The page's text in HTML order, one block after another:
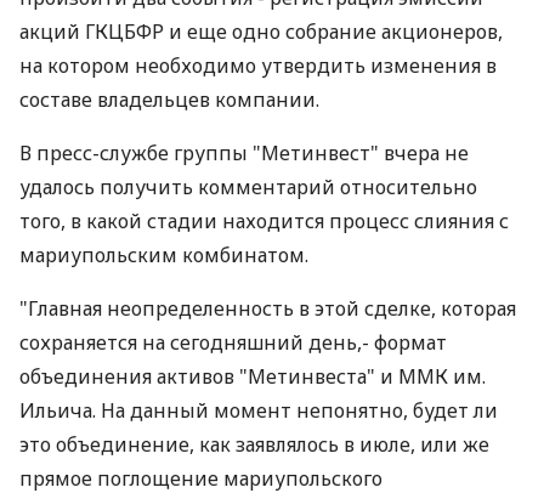
акций ГКЦБФР и еще одно собрание акционеров,
на котором необходимо утвердить изменения в
составе владельцев компании.
В пресс-службе группы "Метинвест" вчера не
удалось получить комментарий относительно
того, в какой стадии находится процесс слияния с
мариупольским комбинатом.
"Главная неопределенность в этой сделке, которая
сохраняется на сегодняшний день,- формат
объединения активов "Метинвеста" и ММК им.
Ильича. На данный момент непонятно, будет ли
это объединение, как заявлялось в июле, или же
прямое поглощение мариупольского